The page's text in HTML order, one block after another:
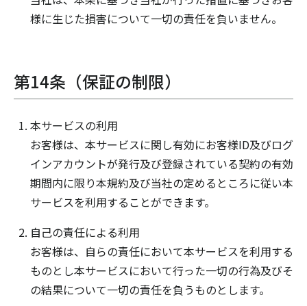
様に生じた損害について一切の責任を負いません。
第14条（保証の制限）
本サービスの利用
お客様は、本サービスに関し有効にお客様ID及びログ
インアカウントが発行及び登録されている契約の有効
期間内に限り本規約及び当社の定めるところに従い本
サービスを利用することができます。
自己の責任による利用
お客様は、自らの責任において本サービスを利用する
ものとし本サービスにおいて行った一切の行為及びそ
の結果について一切の責任を負うものとします。